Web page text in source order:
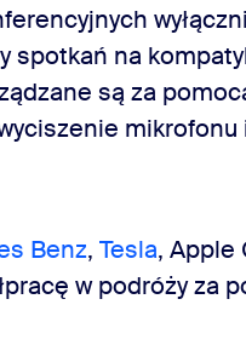
spotkań na
są za
Benz, Tesla, Apple
w podróży za